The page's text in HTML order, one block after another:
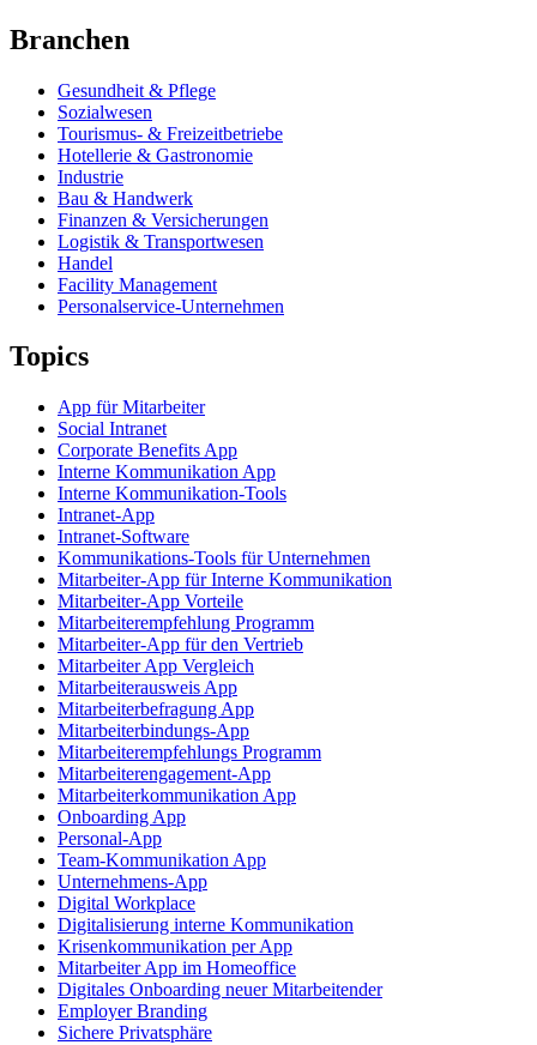
Branchen
Gesundheit & Pflege
Sozialwesen
Tourismus- & Freizeitbetriebe
Hotellerie & Gastronomie
Industrie
Bau & Handwerk
Finanzen & Versicherungen
Logistik & Transportwesen
Handel
Facility Management
Personalservice-Unternehmen
Topics
App für Mitarbeiter
Social Intranet
Corporate Benefits App
Interne Kommunikation App
Interne Kommunikation-Tools
Intranet-App
Intranet-Software
Kommunikations-Tools für Unternehmen
Mitarbeiter-App für Interne Kommunikation
Mitarbeiter-App Vorteile
Mitarbeiterempfehlung Programm
Mitarbeiter-App für den Vertrieb
Mitarbeiter App Vergleich
Mitarbeiterausweis App
Mitarbeiterbefragung App
Mitarbeiterbindungs-App
Mitarbeiterempfehlungs Programm
Mitarbeiterengagement-App
Mitarbeiterkommunikation App
Onboarding App
Personal-App
Team-Kommunikation App
Unternehmens-App
Digital Workplace
Digitalisierung interne Kommunikation
Krisenkommunikation per App
Mitarbeiter App im Homeoffice
Digitales Onboarding neuer Mitarbeitender
Employer Branding
Sichere Privatsphäre